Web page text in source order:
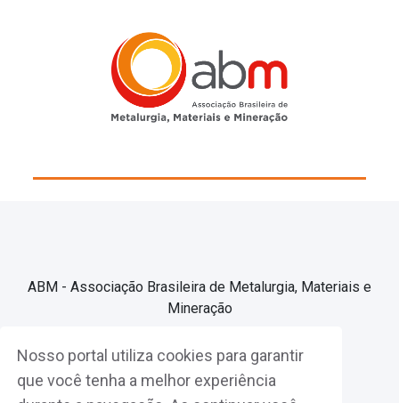
Nosso portal utiliza cookies para garantir
que você tenha a melhor experiência
ABM - Associação Brasileira de Metalurgia, Materiais e
Mineração
Associe-se